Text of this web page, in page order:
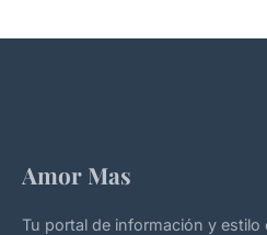
Amor Mas
Tu portal de información y estilo